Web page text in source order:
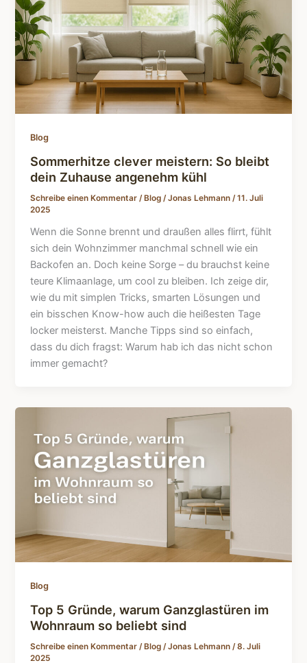
Blog
Sommerhitze clever meistern: So bleibt
dein Zuhause angenehm kühl
Schreibe einen Kommentar /Blog /Jonas Lehmann /11. Juli
2025
Wenn die Sonne brennt und draußen alles flirrt, fühlt
sich dein Wohnzimmer manchmal schnell wie ein
Backofen an. Doch keine Sorge – du brauchst keine
teure Klimaanlage, um cool zu bleiben. Ich zeige dir,
wie du mit simplen Tricks, smarten Lösungen und
ein bisschen Know-how auch die heißesten Tage
locker meisterst. Manche Tipps sind so einfach,
dass du dich fragst: Warum hab ich das nicht schon
immer gemacht?
Blog
Top 5 Gründe, warum Ganzglastüren im
Wohnraum so beliebt sind
Schreibe einen Kommentar /Blog /Jonas Lehmann /8. Juli
2025